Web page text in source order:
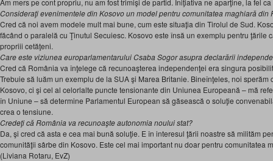
Am mers pe cont propriu, nu am fost trimişi de partid. Iniţiativa ne aparţine, la fel
Consideraţi evenimentele din Kosovo un model pentru comunitatea maghiară din
Cred că noi avem modele mult mai bune, cum este situaţia din Tirolul de Sud.
făcând o paralelă cu Ţinutul Secuiesc. Kosovo este însă un exemplu pentru ţările
propriii cetăţeni.
Care este viziunea europarlamentarului Csaba Sogor asupra declarării
Cred că România va înţelege că recunoaşterea independenţei era singura
Trebuie să luăm un exemplu de la SUA şi Marea Britanie. Bineînţeles, noi sperăm
Kosovo, ci şi cel al celorlalte puncte tensionante din Uniunea Europeană – mă
în Uniune – să determine Parlamentul European să găsească o soluţie
crea o tensiune.
Credeţi că România va recunoaşte autonomia noului stat?
Da, şi cred că asta e cea mai bună soluţie. E în interesul ţării noastre să milităm
comunităţii sârbe din Kosovo. Este cel mai important nu doar pentru comunitatea
(Liviana Rotaru, EvZ)